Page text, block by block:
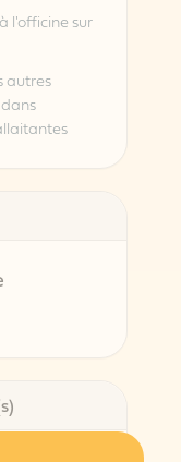
l'officine sur
autres